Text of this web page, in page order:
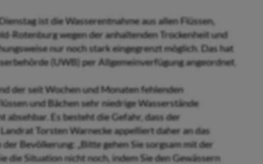
ist die Wasserentnahme aus allen Flüssen,
Rotenburg wegen der anhaltenden Trockenheit und
nur noch stark eingegrenzt möglich. Das hat
(UWB) per Allgemeinverfügung angeordnet.
der seit Wochen und Monaten fehlenden
und Bächen sehr niedrige Wasserstände
Es besteht die Gefahr, dass der
Torsten Warnecke appelliert daher an das
Bevölkerung: „Bitte gehen Sie sorgsam mit der
die Situation nicht noch, indem Sie den Gewässern